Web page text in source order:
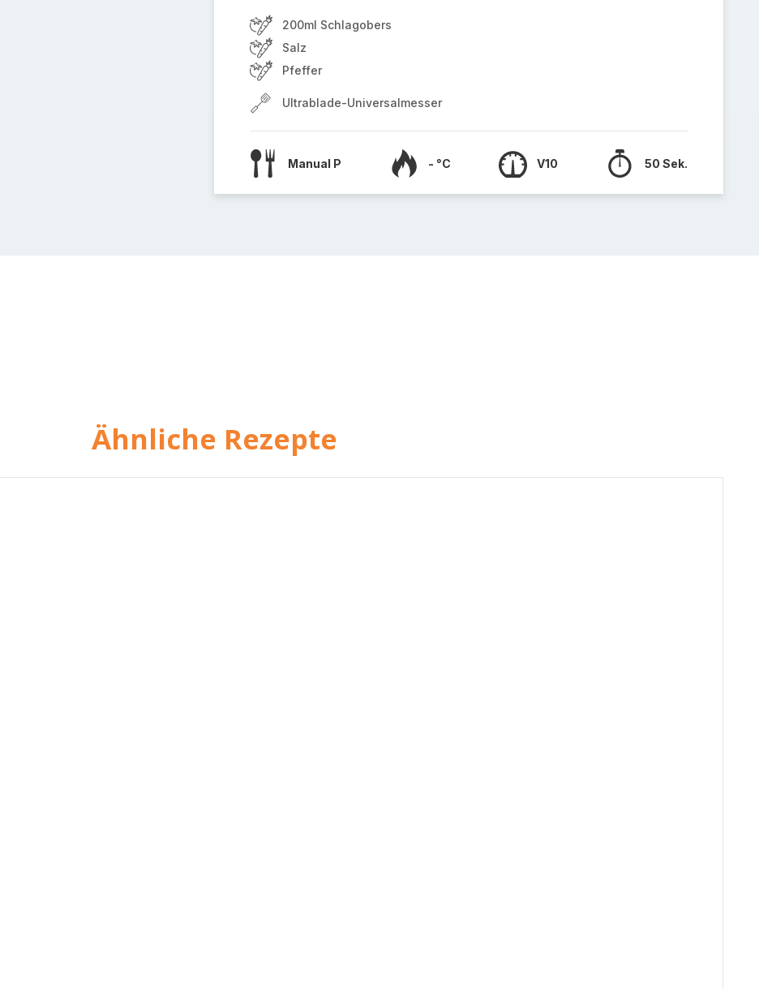
200ml Schlagobers
Salz
Pfeffer
Ultrablade-Universalmesser
Manual P - °C V10 50 Sek.
Ähnliche Rezepte